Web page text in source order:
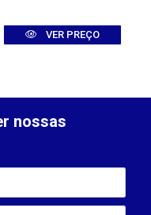
VER PREÇO
nossas